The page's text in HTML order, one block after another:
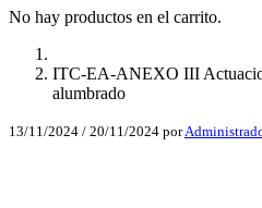
No hay productos en el carrito.
ITC-EA-ANEXO III
alumbrado
13/11/2024 / 20/11/2024 por